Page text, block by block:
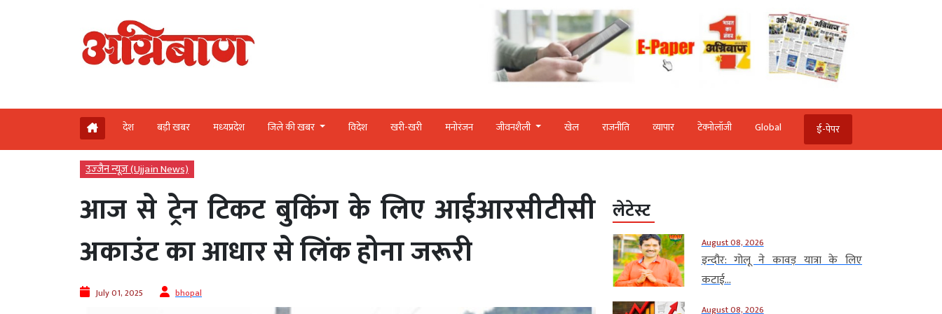
देश बड़ी खबर मध्‍यप्रदेश जिले की खबर विदेश खरी-खरी मनोरंजन जीवनशैली खेल राजनीति व्‍यापार टेक्‍नोलॉजी Global ई-पेपर
उज्‍जैन न्यूज़ (Ujjain News)
आज से ट्रेन टिकट बुकिंग के लिए आईआरसीटीसी
अकाउंट का आधार से लिंक होना जरूरी
July 01, 2025 bhopal
लेटेस्ट
August 08, 2026
इन्दौर: गोलू ने कावड़ यात्रा के लिए
कटाई...
August 08, 2026